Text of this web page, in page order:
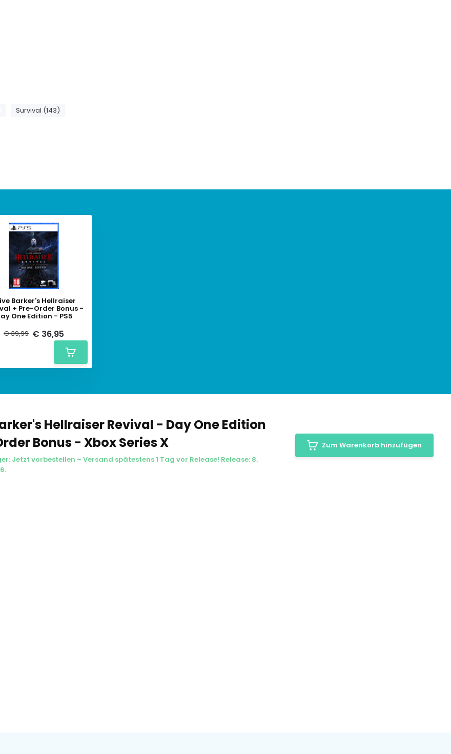
Survival (143)
Barker's Hellraiser
+ Pre-Order Bonus -
One Edition - PS5
€ 39,99 € 36,95
Hellraiser Revival - Day One Edition
Bonus - Xbox Series X
Jetzt vorbestellen – Versand spätestens 1 Tag vor Release! Release: 8.
Zum Warenkorb hinzufügen